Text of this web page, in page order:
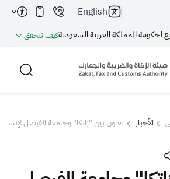
المملكة العربية السعوديةكيف تتحقق
English
الأخبار تعاون بين "زاتكا" وجامعة الفيصل لإنشاء